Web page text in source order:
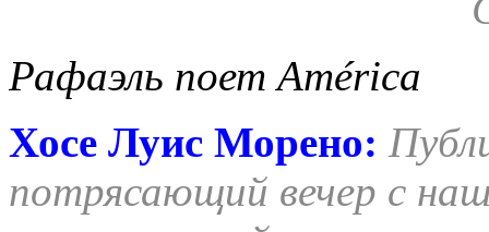
Рафаэль поет América
Хосе Луис Морено:
потрясающий вечер с